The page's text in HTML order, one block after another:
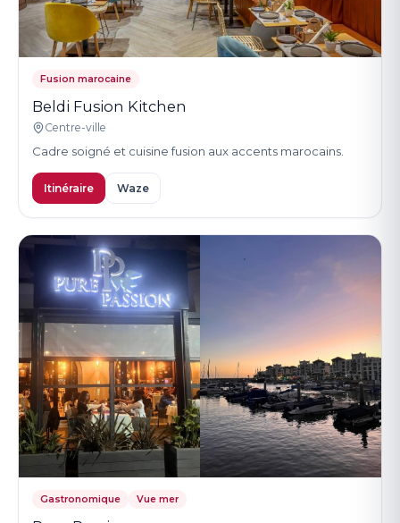
Fusion marocaine
Beldi Fusion Kitchen
Centre-ville
Cadre soigné et cuisine fusion aux accents marocains.
Itinéraire Waze
Gastronomique Vue mer